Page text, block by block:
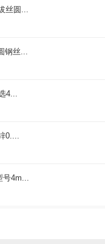
丝圆...
丝...
4...
0....
4m...